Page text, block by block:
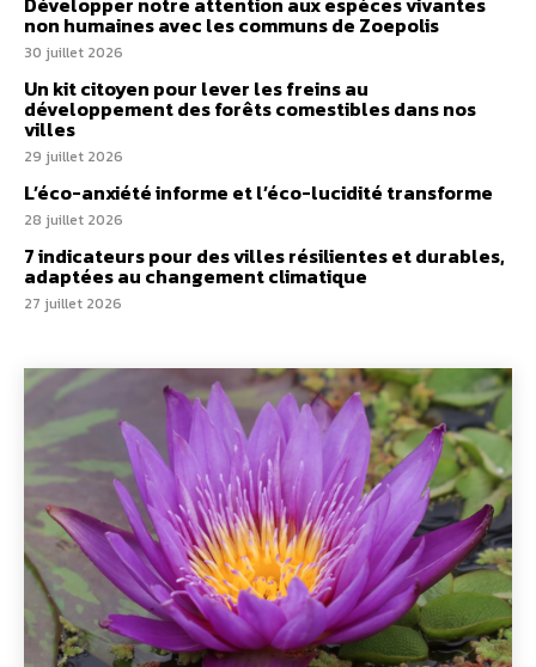
non humaines avec les communs de Zoepolis
30 juillet 2026
Un kit citoyen pour lever les freins au
développement des forêts comestibles dans nos
villes
29 juillet 2026
L’éco-anxiété informe et l’éco-lucidité transforme
28 juillet 2026
7 indicateurs pour des villes résilientes et durables,
adaptées au changement climatique
27 juillet 2026